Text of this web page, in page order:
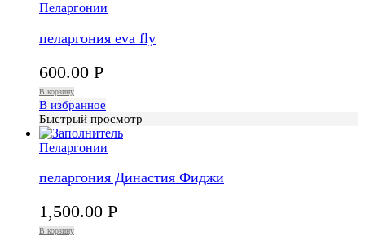
Пеларгонии
пеларгония eva fly
600.00 Р
В корзину
В избранное
Быстрый просмотр
Пеларгонии
пеларгония Династия Фиджи
1,500.00 Р
В корзину